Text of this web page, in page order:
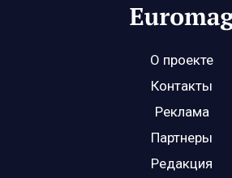
О проекте
Контакты
Реклама
Партнеры
Редакция